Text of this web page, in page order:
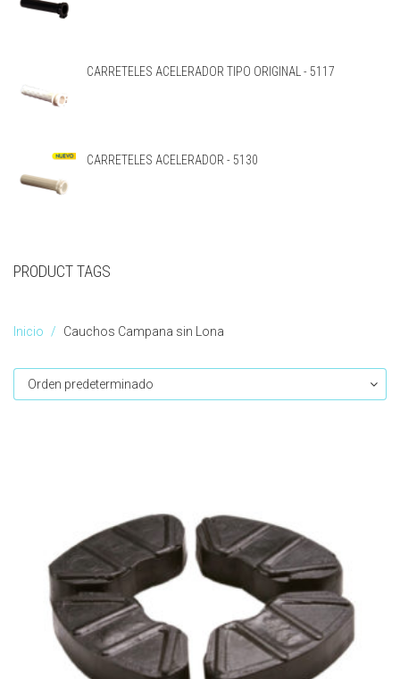
CARRETELES ACELERADOR TIPO ORIGINAL - 5117
CARRETELES ACELERADOR - 5130
PRODUCT TAGS
Inicio Cauchos Campana sin Lona